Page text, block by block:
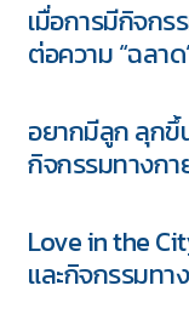
เมื่อการมีกิจก
ต่อความ “ฉลา
อยากมีลูก ลุกขึ้
กิจกรรมทางกา
Love in the
และกิจกรรมทา